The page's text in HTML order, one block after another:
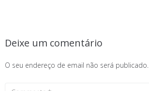
Deixe um comentário
O seu endereço de email não será publicado.